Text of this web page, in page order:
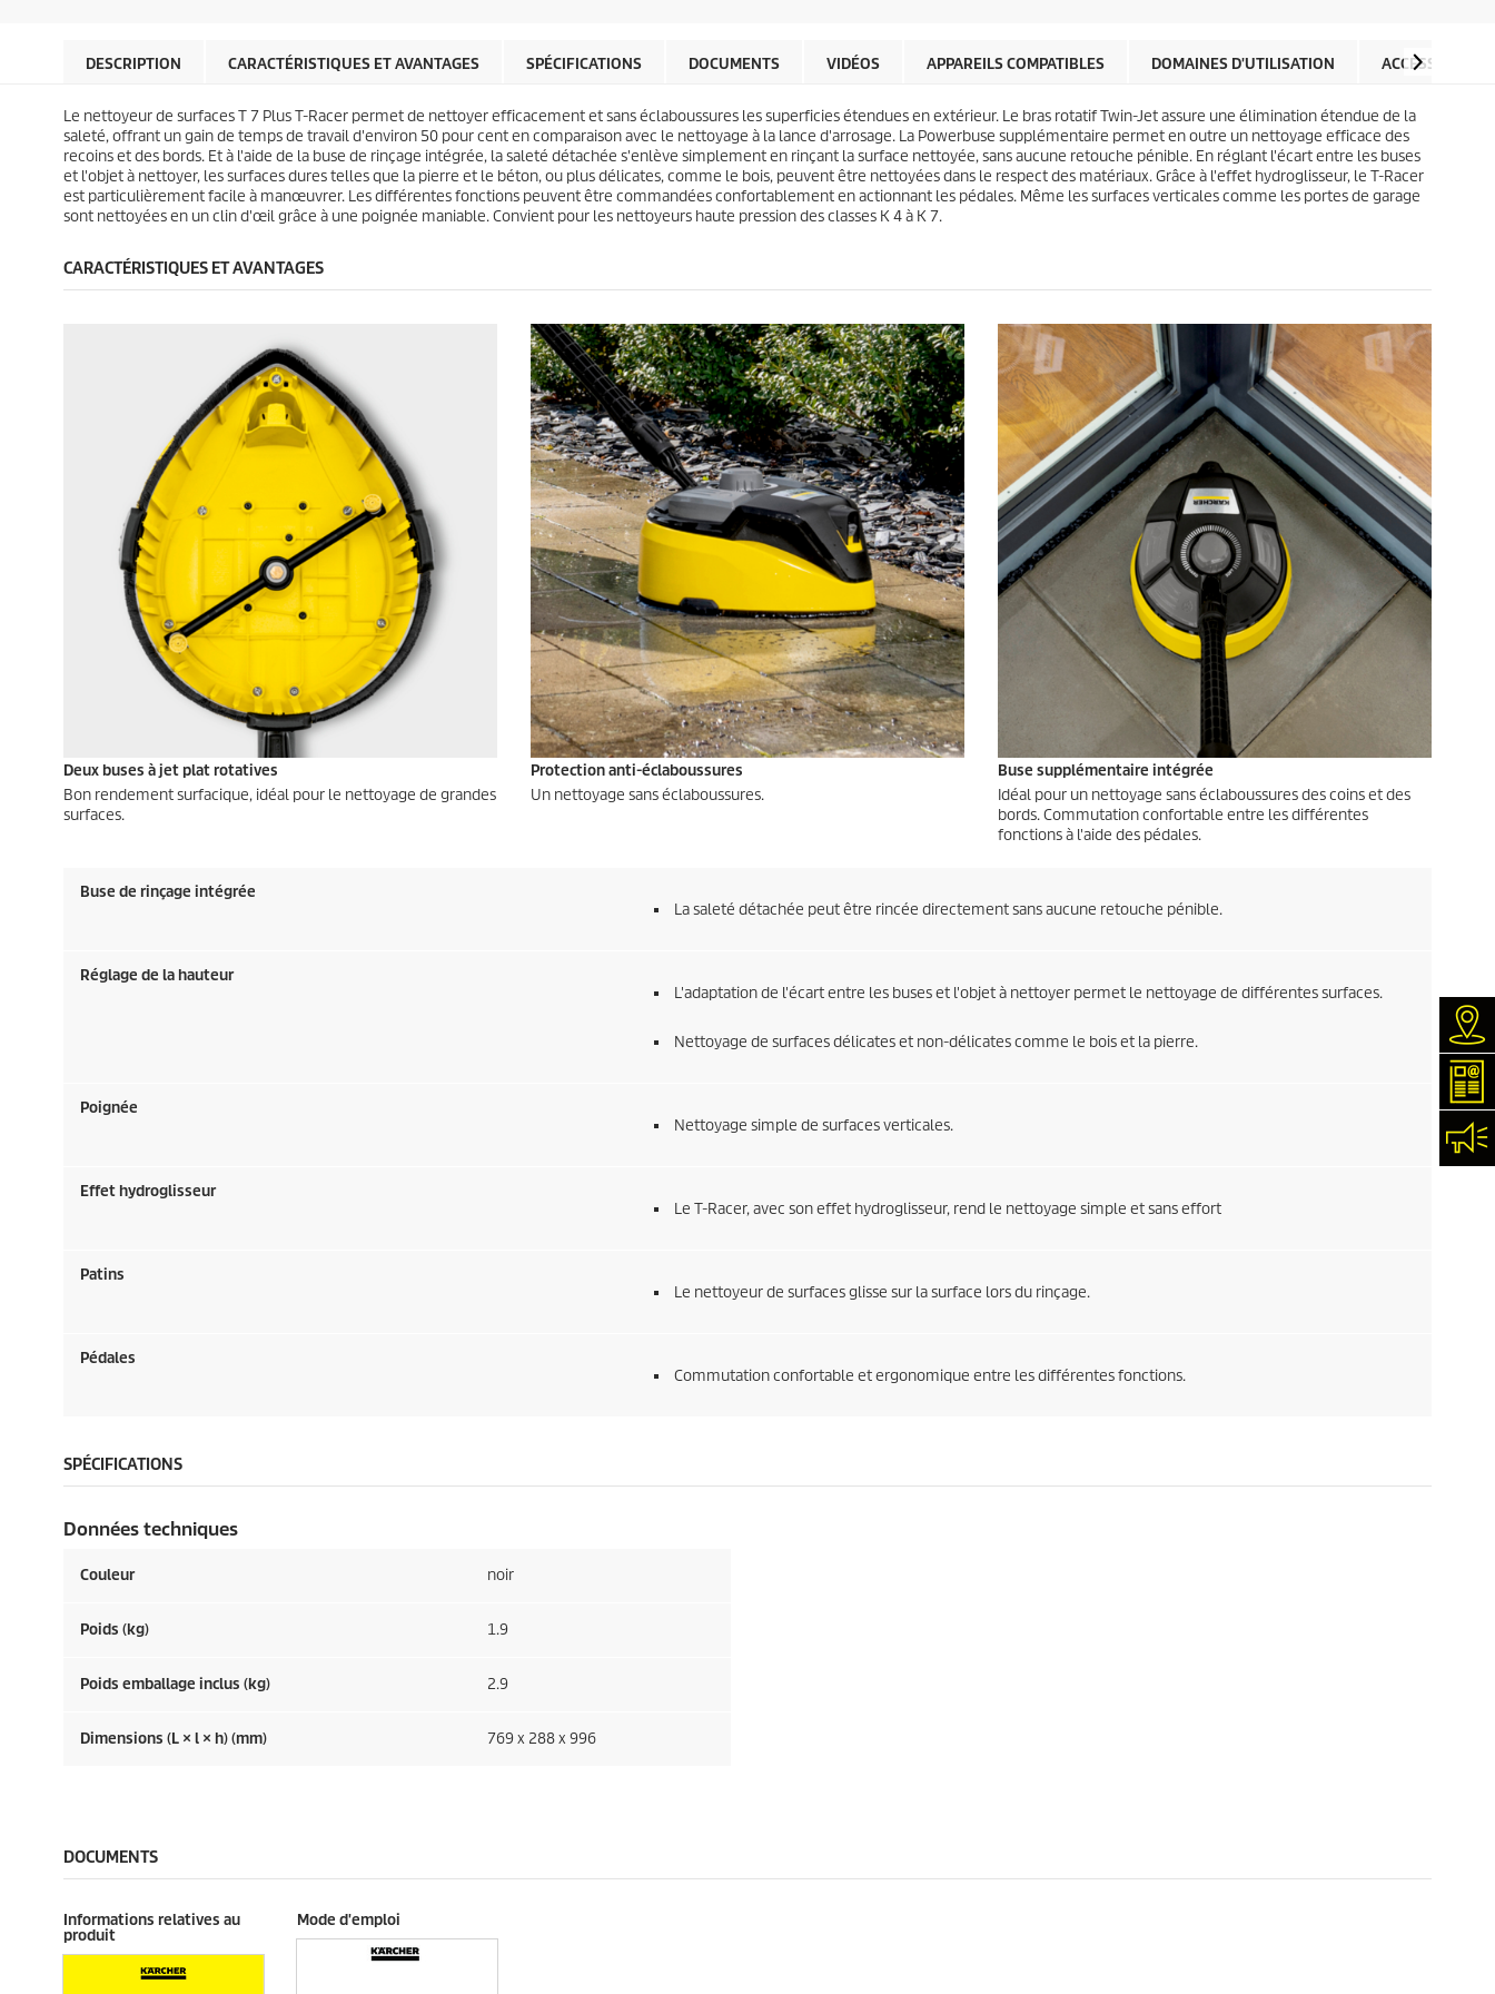
d
t
e
6
a
v
i
s
d
t
e
9
a
v
i
s
t1
3
0
8
a
v
t1
0
a
v
i
DESCRIPTION CARACTÉRISTIQUES ET AVANTAGES SPÉCIFICATIONS DOCUMENTS VIDÉOS APPAREILS COMPATIBLES DOMAINES D'UTILISATION ACCESSOIRES
Le nettoyeur de surfaces T 7 PlusT-Racer permet de nettoyer efficacement et sans éclaboussures les superficies étendues en extérieur. Le bras rotatif Twin-Jet assure une élimination étendue de la
saleté, offrant un gain de temps de travail d'environ 50 pour cent en comparaison avec le nettoyage à la lance d'arrosage. La Powerbuse supplémentaire permet en outre un nettoyage efficace des
recoins et des bords. Et à l'aide de la buse de rinçage intégrée, la saleté détachée s'enlève simplement en rinçant la surface nettoyée, sans aucune retouche pénible. En réglant l'écart entre les buses
et l'objet à nettoyer, les surfaces dures telles que la pierre et le béton, ou plus délicates, comme le bois, peuvent être nettoyées dans le respect des matériaux. Grâce à l'effet hydroglisseur, le T-Racer
est particulièrement facile à manœuvrer. Les différentes fonctions peuvent être commandées confortablement en actionnant les pédales. Même les surfaces verticales comme les portes de garage
sont nettoyées en un clin d'œil grâce à une poignée maniable. Convient pour les nettoyeurs haute pression des classes K 4 à K 7.
CARACTÉRISTIQUES ET AVANTAGES
Deux buses à jet plat rotatives
Bon rendement surfacique, idéal pour le nettoyage de grandes
surfaces.
Protection anti-éclaboussures
Un nettoyage sans éclaboussures.
Buse supplémentaire intégrée
Idéal pour un nettoyage sans éclaboussures des coins et des
bords. Commutation confortable entre les différentes
fonctions à l'aide des pédales.
Buse de rinçage intégrée
La saleté détachée peut être rincée directement sans aucune retouche pénible.
Réglage de la hauteur
L'adaptation de l'écart entre les buses et l'objet à nettoyer permet le nettoyage de différentes surfaces.
Nettoyage de surfaces délicates et non-délicates comme le bois et la pierre.
Poignée
Nettoyage simple de surfaces verticales.
Effet hydroglisseur
Le T-Racer, avec son effet hydroglisseur, rend le nettoyage simple et sans effort
Patins
Le nettoyeur de surfaces glisse sur la surface lors du rinçage.
Pédales
Commutation confortable et ergonomique entre les différentes fonctions.
SPÉCIFICATIONS
Données techniques
Couleur noir
Poids (kg) 1.9
Poids emballage inclus (kg) 2.9
Dimensions (L × l × h) (mm) 769 x 288 x 996
DOCUMENTS
Informations relatives au
produit
Mode d'emploi